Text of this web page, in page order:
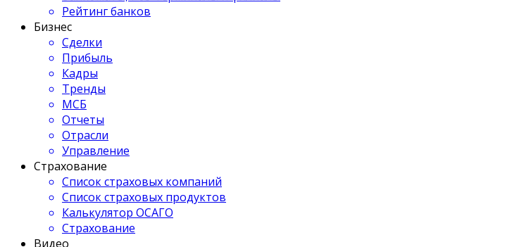
Рейтинг банков
Бизнес
Сделки
Прибыль
Кадры
Тренды
МСБ
Отчеты
Отрасли
Управление
Страхование
Список страховых компаний
Список страховых продуктов
Калькулятор ОСАГО
Страхование
Видео